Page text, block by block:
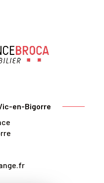
en-Bigorre